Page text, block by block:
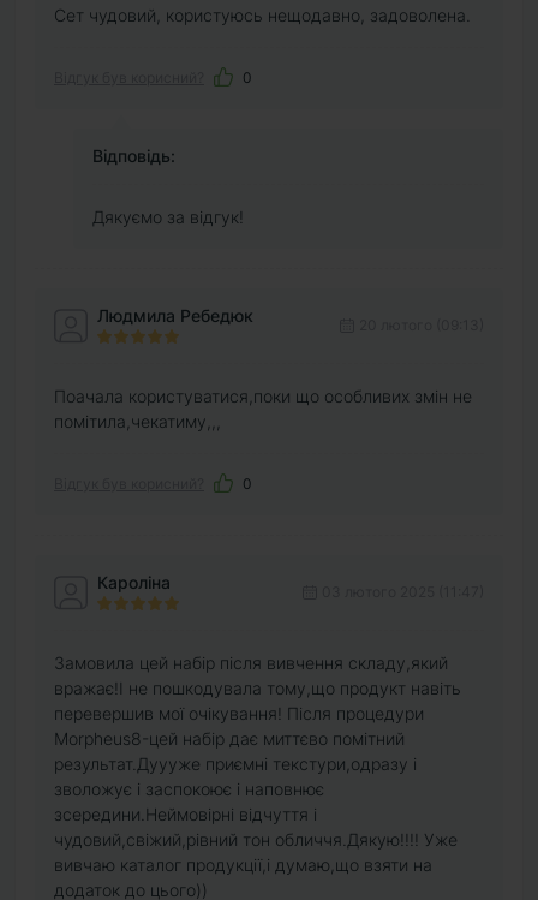
Сет чудовий, користуюсь нещодавно, задоволена.
0
Відповідь:
Дякуємо за відгук!
Людмила Ребедюк
Поачала користуватися,поки що особливих змін не
помітила,чекатиму,,,
0
Кароліна
Замовила цей набір після вивчення складу,який
вражає!І не пошкодувала тому,що продукт навіть
перевершив мої очікування! Після процедури
Morpheus8-цей набір дає миттєво помітний
результат.Дуууже приємні текстури,одразу і
зволожує і заспокоює і наповнює
зсередини.Неймовірні відчуття і
чудовий,свіжий,рівний тон обличчя.Дякую!!!! Уже
вивчаю каталог продукції,і думаю,що взяти на
додаток до цього))